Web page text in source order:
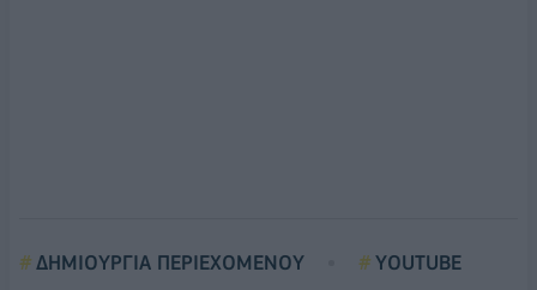
ΔΗΜΙΟΥΡΓΙΑ ΠΕΡΙΕΧΟΜΕΝΟΥ YOUTUBE